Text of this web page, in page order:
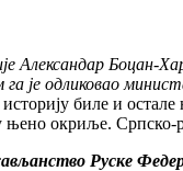
Александар Боцан-
је одликовао
биле и
окриље.
Руске